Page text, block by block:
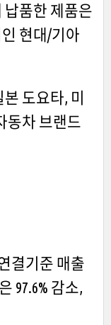
납품한 제품은
현대/기아
도요타, 미
동차 브랜드
결기준 매출
97.6% 감소,